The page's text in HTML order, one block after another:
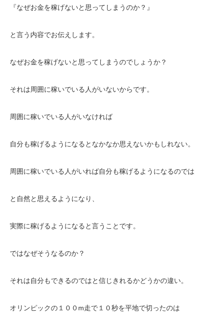
『なぜお金を稼げないと思ってしまうのか？』
と言う内容でお伝えします。
なぜお金を稼げないと思ってしまうのでしょうか？
それは周囲に稼いでいる人がいないからです。
周囲に稼いでいる人がいなければ
自分も稼げるようになるとなかなか思えないかもしれない。
周囲に稼いでいる人がいれば自分も稼げるようになるのでは
と自然と思えるようになり、
実際に稼げるようになると言うことです。
ではなぜそうなるのか？
それは自分もできるのではと信じきれるかどうかの違い。
オリンピックの１００m走で１０秒を平地で切ったのは